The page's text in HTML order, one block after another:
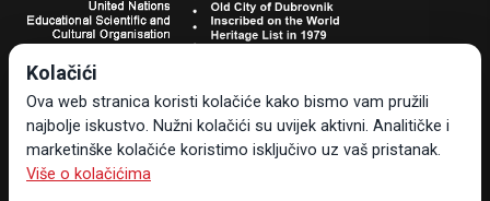
Turistička zajednica grada Dubrovnika
Dr. Ante Starčevića 24, 20000 Dubrovnik, Hrvatska
Tel +385 20 323-887
info@tzdubrovnik.hr
Kolačići
Ova web stranica koristi kolačiće kako bismo vam pružili
najbolje iskustvo. Nužni kolačići su uvijek aktivni. Analitičke i
marketinške kolačiće koristimo isključivo uz vaš pristanak.
Više o kolačićima